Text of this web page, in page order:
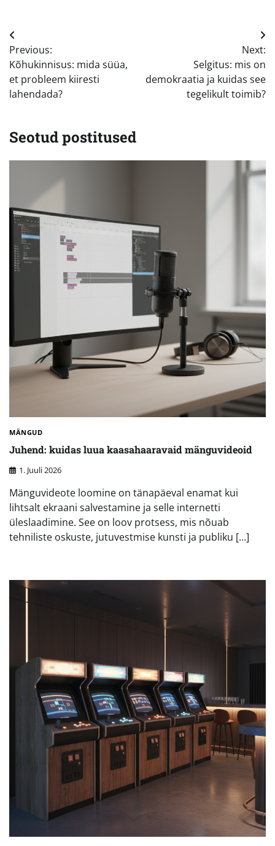
Navigeerimine
Previous:
Kõhukinnisus: mida süüa,
et probleem kiiresti
lahendada?
Next:
Selgitus: mis on
demokraatia ja kuidas see
tegelikult toimib?
Seotud postitused
MÄNGUD
Juhend: kuidas luua kaasahaaravaid mänguvideoid
1. Juuli 2026
Mänguvideote loomine on tänapäeval enamat kui
lihtsalt ekraani salvestamine ja selle internetti
üleslaadimine. See on loov protsess, mis nõuab
tehniliste oskuste, jutuvestmise kunsti ja publiku […]